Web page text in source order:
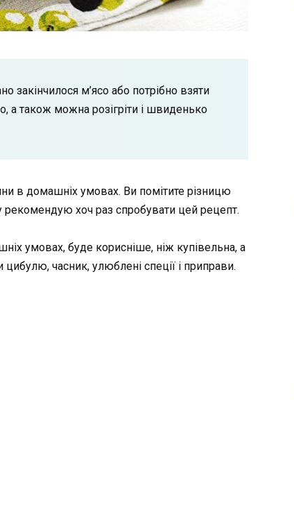
закінчилося м’ясо або потрібно взяти
а також можна розігріти і швиденько
в домашніх умовах. Ви помітите різницю
рекомендую хоч раз спробувати цей рецепт.
умовах, буде корисніше, ніж купівельна, а
часник, улюблені спеції і приправи.